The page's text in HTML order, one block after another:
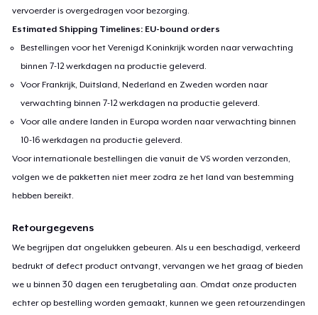
vervoerder is overgedragen voor bezorging.
Estimated Shipping Timelines: EU-bound orders
Bestellingen voor het Verenigd Koninkrijk worden naar verwachting
binnen 7-12 werkdagen na productie geleverd.
Voor Frankrijk, Duitsland, Nederland en Zweden worden naar
verwachting binnen 7-12 werkdagen na productie geleverd.
Voor alle andere landen in Europa worden naar verwachting binnen
10-16 werkdagen na productie geleverd.
Voor internationale bestellingen die vanuit de VS worden verzonden,
volgen we de pakketten niet meer zodra ze het land van bestemming
hebben bereikt.
Retourgegevens
We begrijpen dat ongelukken gebeuren. Als u een beschadigd, verkeerd
bedrukt of defect product ontvangt, vervangen we het graag of bieden
we u binnen 30 dagen een terugbetaling aan. Omdat onze producten
echter op bestelling worden gemaakt, kunnen we geen retourzendingen